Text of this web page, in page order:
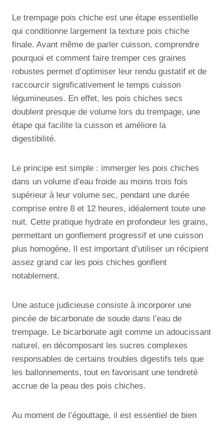
Le trempage pois chiche est une étape essentielle
qui conditionne largement la texture pois chiche
finale. Avant même de parler cuisson, comprendre
pourquoi et comment faire tremper ces graines
robustes permet d’optimiser leur rendu gustatif et de
raccourcir significativement le temps cuisson
légumineuses. En effet, les pois chiches secs
doublent presque de volume lors du trempage, une
étape qui facilite la cuisson et améliore la
digestibilité.
Le principe est simple : immerger les pois chiches
dans un volume d’eau froide au moins trois fois
supérieur à leur volume sec, pendant une durée
comprise entre 8 et 12 heures, idéalement toute une
nuit. Cette pratique hydrate en profondeur les grains,
permettant un gonflement progressif et une cuisson
plus homogène. Il est important d’utiliser un récipient
assez grand car les pois chiches gonflent
notablement.
Une astuce judicieuse consiste à incorporer une
pincée de bicarbonate de soude dans l’eau de
trempage. Le bicarbonate agit comme un adoucissant
naturel, en décomposant les sucres complexes
responsables de certains troubles digestifs tels que
les ballonnements, tout en favorisant une tendreté
accrue de la peau des pois chiches.
Au moment de l’égouttage, il est essentiel de bien